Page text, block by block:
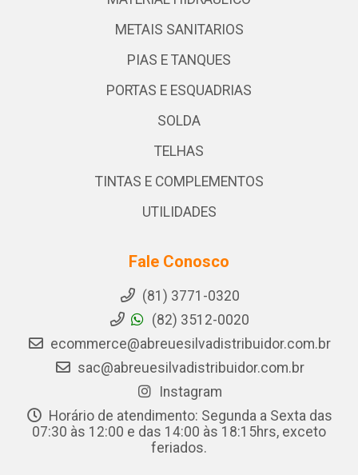
METAIS SANITARIOS
PIAS E TANQUES
PORTAS E ESQUADRIAS
SOLDA
TELHAS
TINTAS E COMPLEMENTOS
UTILIDADES
Fale Conosco
(81) 3771-0320
(82) 3512-0020
ecommerce@abreuesilvadistribuidor.com.br
sac@abreuesilvadistribuidor.com.br
Instagram
Horário de atendimento: Segunda a Sexta das
07:30 às 12:00 e das 14:00 às 18:15hrs, exceto
feriados.